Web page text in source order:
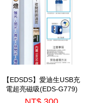
【EDSDS】愛迪生USB充
電超亮磁吸(EDS-G779)